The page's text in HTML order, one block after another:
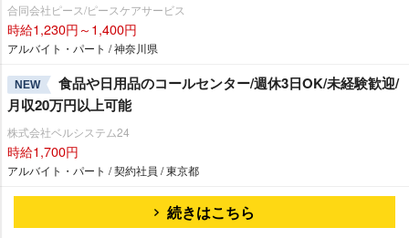
合同会社ピース/ピースケアサービス
時給1,230円～1,400円
アルバイト・パート / 神奈川県
NEW
食品や日用品のコールセンター/週休3日OK/未経験歓迎/
月収20万円以上可能
株式会社ベルシステム24
時給1,700円
アルバイト・パート / 契約社員 / 東京都
続きはこちら